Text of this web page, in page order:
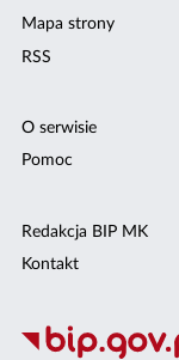
Mapa strony
RSS
O serwisie
Pomoc
Redakcja BIP MK
Kontakt